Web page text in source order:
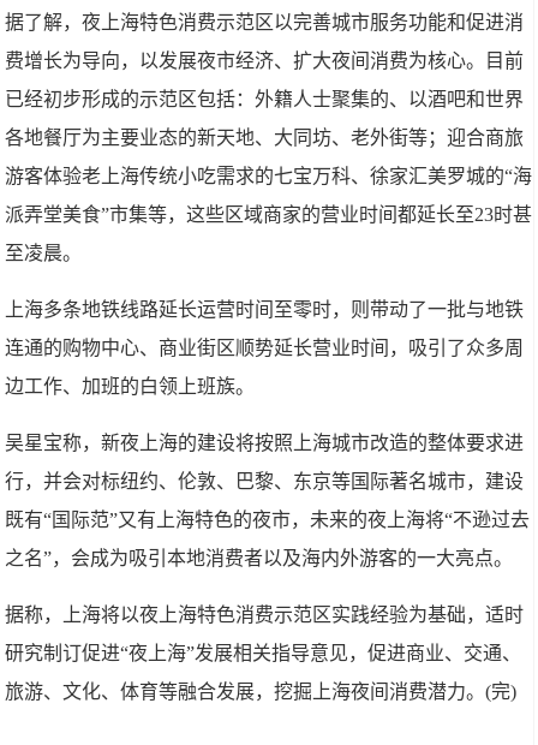
据了解，夜上海特色消费示范区以完善城市服务功能和促进消
费增长为导向，以发展夜市经济、扩大夜间消费为核心。目前
已经初步形成的示范区包括：外籍人士聚集的、以酒吧和世界
各地餐厅为主要业态的新天地、大同坊、老外街等；迎合商旅
游客体验老上海传统小吃需求的七宝万科、徐家汇美罗城的“海
派弄堂美食”市集等，这些区域商家的营业时间都延长至23时甚
至凌晨。
上海多条地铁线路延长运营时间至零时，则带动了一批与地铁
连通的购物中心、商业街区顺势延长营业时间，吸引了众多周
边工作、加班的白领上班族。
吴星宝称，新夜上海的建设将按照上海城市改造的整体要求进
行，并会对标纽约、伦敦、巴黎、东京等国际著名城市，建设
既有“国际范”又有上海特色的夜市，未来的夜上海将“不逊过去
之名”，会成为吸引本地消费者以及海内外游客的一大亮点。
据称，上海将以夜上海特色消费示范区实践经验为基础，适时
研究制订促进“夜上海”发展相关指导意见，促进商业、交通、
旅游、文化、体育等融合发展，挖掘上海夜间消费潜力。(完)